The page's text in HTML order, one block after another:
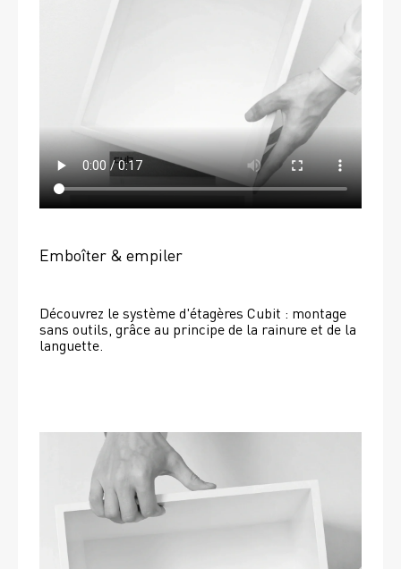
Emboîter & empiler
Découvrez le système d'étagères Cubit : montage
sans outils, grâce au principe de la rainure et de la
languette.